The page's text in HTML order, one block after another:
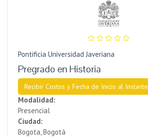
Pontificia Universidad Javeriana
Pregrado en Historia
Recibir Costos y Fecha de Inicio al Instante
Modalidad:
Presencial
Ciudad:
Bogota, Bogotá